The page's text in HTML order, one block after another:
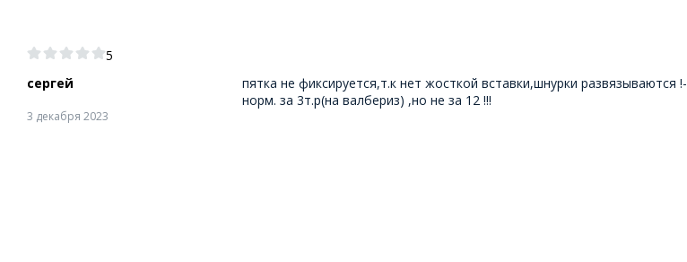
5
сергей
3 декабря 2023
пятка не фиксируется,т.к нет жосткой вставки,шнурки развязываются !-
норм. за 3т.р(на валбериз) ,но не за 12 !!!